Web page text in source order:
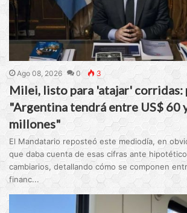
Ago 08, 2026 0 3
Milei, listo para 'atajar' corridas:
"Argentina tendrá entre US$ 60
millones"
El Mandatario reposteó este mediodía, en
que daba cuenta de esas cifras ante
cambiarios, detallando cómo se componen
financ...